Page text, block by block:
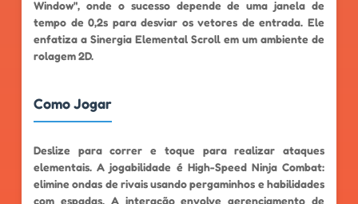
Window", onde o sucesso depende de uma janela de
tempo de 0,2s para desviar os vetores de entrada. Ele
enfatiza a Sinergia Elemental Scroll em um ambiente de
rolagem 2D.
Como Jogar
Deslize para correr e toque para realizar ataques
elementais. A jogabilidade é High-Speed ​​​​Ninja Combat:
elimine ondas de rivais usando pergaminhos e habilidades
com espadas. A interação envolve gerenciamento de